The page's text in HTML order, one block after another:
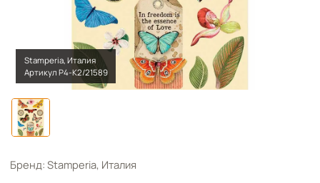
Stamperia, Италия
Артикул Р4-К2/21589
Бренд: Stamperia, Италия